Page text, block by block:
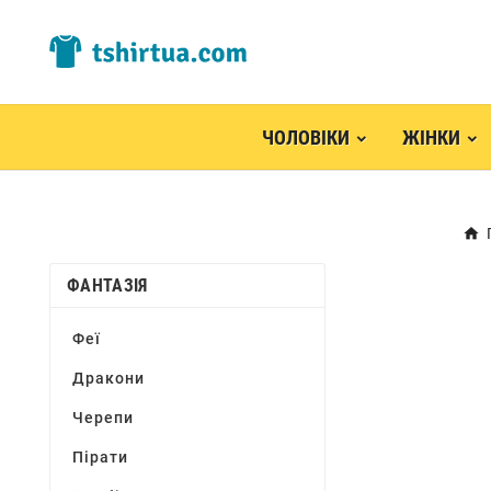
ЧОЛОВІКИ ЖІНКИ
ФАНТАЗІЯ
Феї
Дракони
Черепи
Пірати